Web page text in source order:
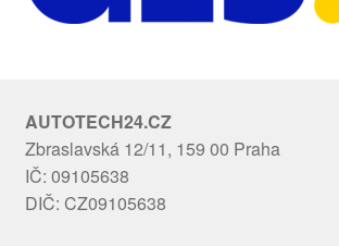
AUTOTECH24.CZ
Zbraslavská 12/11, 159 00 Praha
IČ: 09105638
DIČ: CZ09105638